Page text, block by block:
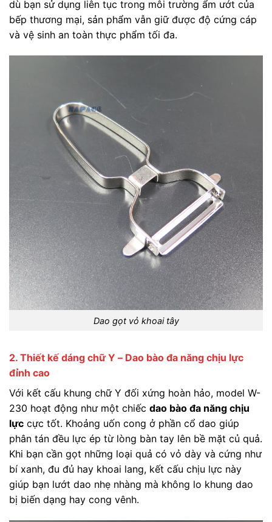
dù bạn sử dụng liên tục trong môi trường ẩm ướt của
bếp thương mại, sản phẩm vẫn giữ được độ cứng cáp
và vệ sinh an toàn thực phẩm tối đa.
Dao gọt vỏ khoai tây
2. Thiết kế dáng chữ Y – Dao bào đa năng chịu lực
đỉnh cao
Với kết cấu khung chữ Y đối xứng hoàn hảo, model W-
230 hoạt động như một chiếc dao bào đa năng chịu
lực cực tốt. Khoảng uốn cong ở phần cổ dao giúp
phân tán đều lực ép từ lòng bàn tay lên bề mặt củ quả.
Khi bạn cần gọt những loại quả có vỏ dày và cứng như
bí xanh, đu đủ hay khoai lang, kết cấu chịu lực này
giúp bạn lướt dao nhẹ nhàng mà không lo khung dao
bị biến dạng hay cong vênh.